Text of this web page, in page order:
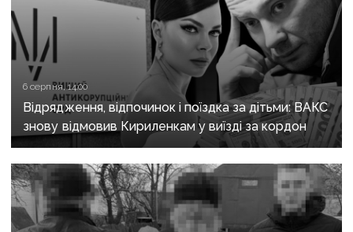
6 серпня, 14:00
Відрядження, відпочинок і поїздка за дітьми: ВАКС
знову відмовив Кириленкам у виїзді за кордон